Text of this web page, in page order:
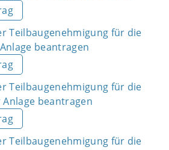
Teilbaugenehmigung für die
beantragen
Teilbaugenehmigung für die
beantragen
Teilbaugenehmigung für die